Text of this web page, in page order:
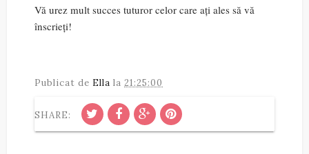
Vă urez mult succes tuturor celor care ați ales să vă
înscrieți!
Publicat de Ella la 21:25:00
SHARE: